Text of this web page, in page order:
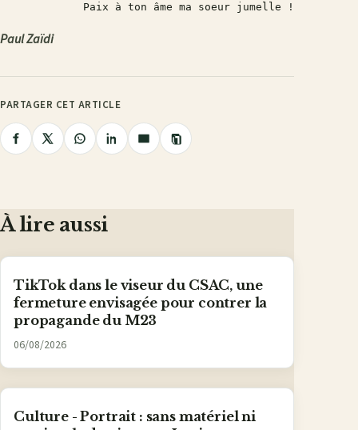
             Paix à ton âme ma soeur jumelle !
Paul Zaïdi
PARTAGER CET ARTICLE
PartagerPartagerPartagerPartagerPartager
Copier
le
À lire aussi
TikTok dans le viseur du CSAC, une
fermeture envisagée pour contrer la
propagande du M23
06/08/2026
Culture - Portrait : sans matériel ni